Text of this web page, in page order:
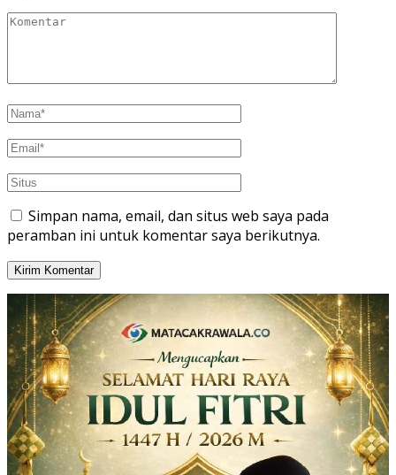
Simpan nama, email, dan situs web saya pada
peramban ini untuk komentar saya berikutnya.